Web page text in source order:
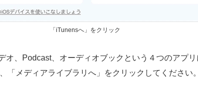
「iTunensへ」をクリック
オ、Podcast、オーディオブックという４つのアプ
「メディアライブラリへ」をクリックしてください